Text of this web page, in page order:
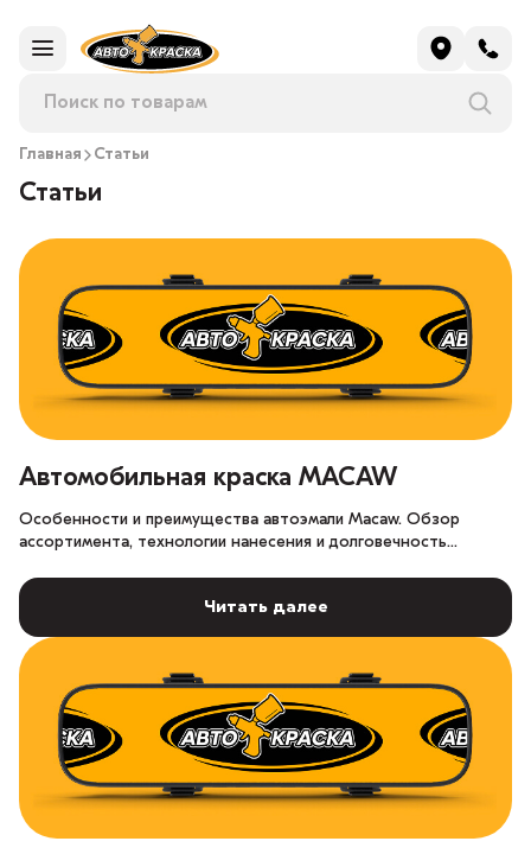
Главная Статьи
Статьи
Автомобильная краска MACAW
Особенности и преимущества автоэмали Macaw. Обзор
ассортимента, технологии нанесения и долговечность
Читать далее